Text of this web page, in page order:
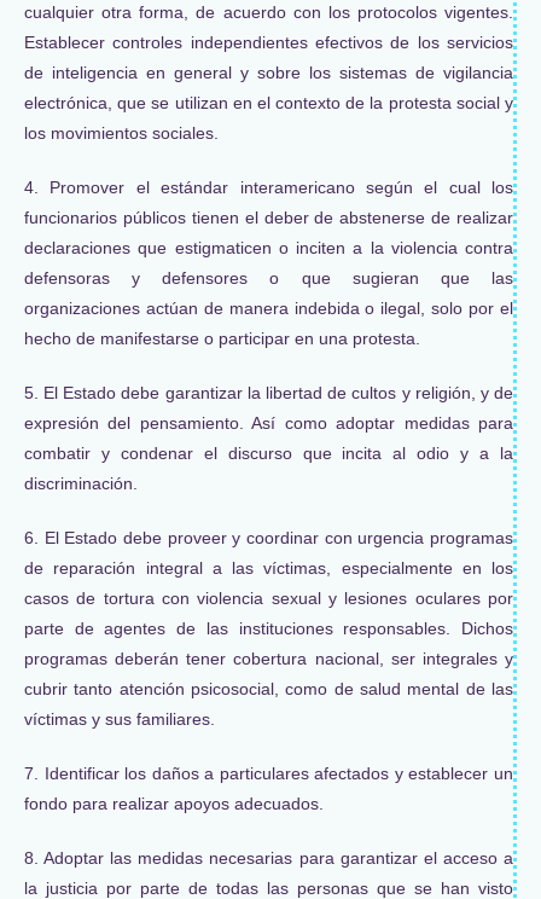
cualquier otra forma, de acuerdo con los protocolos vigentes.
Establecer controles independientes efectivos de los servicios
de inteligencia en general y sobre los sistemas de vigilancia
electrónica, que se utilizan en el contexto de la protesta social y
los movimientos sociales.
4. Promover el estándar interamericano según el cual los
funcionarios públicos tienen el deber de abstenerse de realizar
declaraciones que estigmaticen o inciten a la violencia contra
defensoras y defensores o que sugieran que las
organizaciones actúan de manera indebida o ilegal, solo por el
hecho de manifestarse o participar en una protesta.
5. El Estado debe garantizar la libertad de cultos y religión, y de
expresión del pensamiento. Así como adoptar medidas para
combatir y condenar el discurso que incita al odio y a la
discriminación.
6. El Estado debe proveer y coordinar con urgencia programas
de reparación integral a las víctimas, especialmente en los
casos de tortura con violencia sexual y lesiones oculares por
parte de agentes de las instituciones responsables. Dichos
programas deberán tener cobertura nacional, ser integrales y
cubrir tanto atención psicosocial, como de salud mental de las
víctimas y sus familiares.
7. Identificar los daños a particulares afectados y establecer un
fondo para realizar apoyos adecuados.
8. Adoptar las medidas necesarias para garantizar el acceso a
la justicia por parte de todas las personas que se han visto